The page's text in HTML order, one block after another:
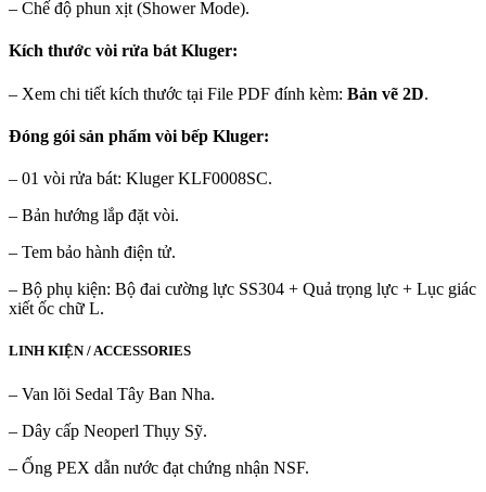
– Chế độ phun xịt (Shower Mode).
Kích thước vòi rửa bát Kluger:
– Xem chi tiết kích thước tại File PDF đính kèm: Bản vẽ 2D.
Đóng gói sản phẩm vòi bếp Kluger:
– 01 vòi rửa bát: Kluger KLF0008SC.
– Bản hướng lắp đặt vòi.
– Tem bảo hành điện tử.
– Bộ phụ kiện: Bộ đai cường lực SS304 + Quả trọng lực + Lục giác
xiết ốc chữ L.
LINH KIỆN / ACCESSORIES
– Van lõi Sedal Tây Ban Nha.
– Dây cấp Neoperl Thụy Sỹ.
– Ống PEX dẫn nước đạt chứng nhận NSF.